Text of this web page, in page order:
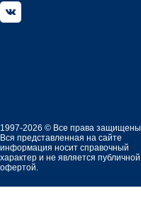
1997-2026 © Все права защищены
Вся представленная на сайте
информация носит справочный
характер и не является публичной
офертой.